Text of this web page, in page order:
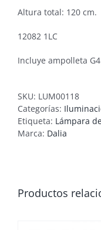
Altura total: 120 cm.
12082 1LC
Incluye ampolleta
SKU: LUM00118
Categorías:
Etiqueta: Lámpara
Marca: Dalia
Productos